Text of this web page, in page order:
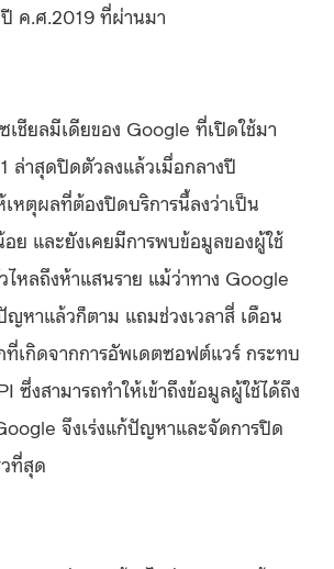
ค.ศ.2019 ที่ผ่านมา
เชียลมีเดียของ Google ที่เปิดใช้มา
ล่าสุดปิดตัวลงแล้วเมื่อกลางปี
หตุผลที่ต้องปิดบริการนี้ลงว่าเป็น
อย และยังเคยมีการพบข้อมูลของผู้ใช้
ไหลถึงห้าแสนราย แม้ว่าทาง Google
ญหาแล้วก็ตาม แถมช่วงเวลาสี่ เดือน
เกิดจากการอัพเดตซอฟต์แวร์ กระทบ
ซึ่งสามารถทำให้เข้าถึงข้อมูลผู้ใช้ได้ถึง
จึงเร่งแก้ปัญหาและจัดการปิด
ที่สุด